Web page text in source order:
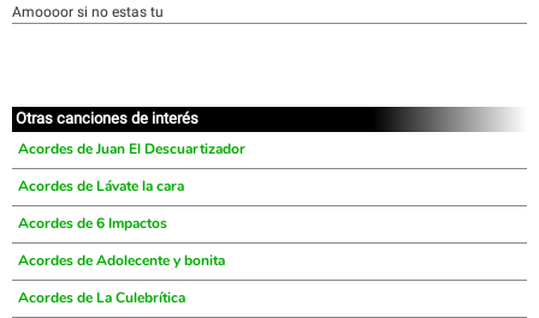
Amoooor si no estas tu
Otras canciones de interés
Acordes de Juan El Descuartizador
Acordes de Lávate la cara
Acordes de 6 Impactos
Acordes de Adolecente y bonita
Acordes de La Culebrítica